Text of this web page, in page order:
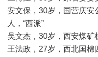
安文保，30岁，国营庆安
人，“西派”
吴文杰，30岁，西安煤矿
王法政，27岁，西北国棉